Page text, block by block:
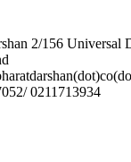
2/156 Universal
0211713934